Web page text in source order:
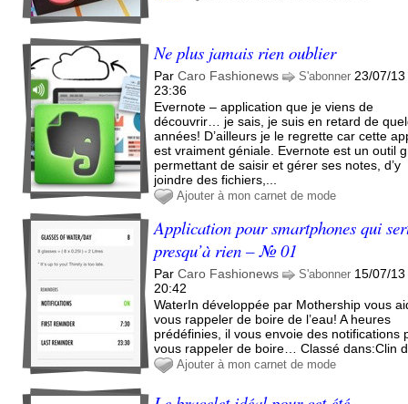
Ne plus jamais rien oublier
ParCaro Fashionews S'abonner 23/07/13
23:36
Evernote – application que je viens de
découvrir… je sais, je suis en retard de
années! D’ailleurs je le regrette car cette
est vraiment géniale. Evernote est un outil
permettant de saisir et gérer ses notes, d’y
joindre des fichiers,...
Ajouter à mon carnet de mode
Application pour smartphones qui
presqu’à rien – № 01
ParCaro Fashionews S'abonner 15/07/13
20:42
WaterIn développée par Mothership vous
vous rappeler de boire de l’eau! A heures
prédéfinies, il vous envoie des notifications
vous rappeler de boire… Classé dans:Clin
Ajouter à mon carnet de mode